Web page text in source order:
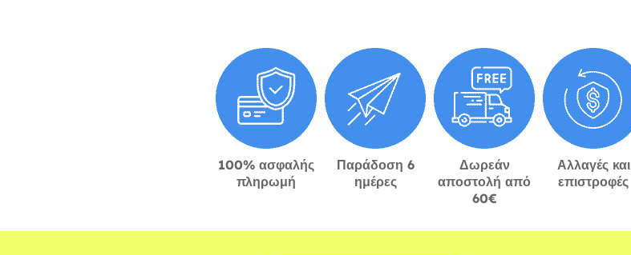
100% ασφαλής
πληρωμή
Παράδοση 6
ημέρες
Δωρεάν
αποστολή από
60€
Αλλαγές και
επιστροφές